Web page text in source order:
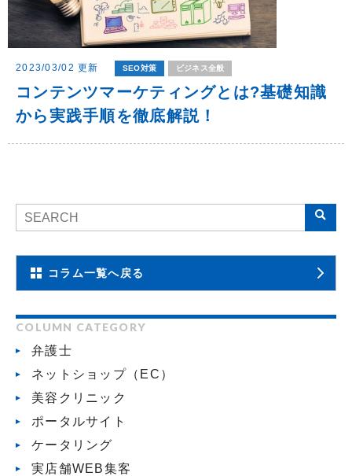
2023/03/02 更新 SEO対策 ビジネス全般
コンテンツマーケティングとは?基礎知識
から実践手順を徹底解説！
コラム一覧へ戻る
COLUMN CATEGORY
弁護士
ネットショップ（EC）
美容クリニック
ポータルサイト
ケータリング
実店舗WEB集客